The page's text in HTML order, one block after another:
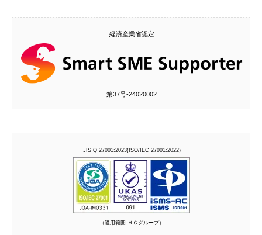
経済産業省認定
第37号‐24020002
JIS Q 27001:2023(ISO/IEC 27001:2022)
（適用範囲:ＨＣグループ）